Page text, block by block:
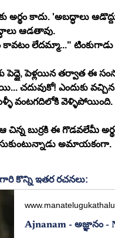
అర్థం కాదు. 'అబద్ధాలు
ఆడతావు.
కావటం లేదమ్మా..."
పెద్దై, పెళ్లయిన తర్వాత ఈ
చదువుకో! ఎందుకు
వంటగదిలోకి వెళ్ళిపోయింది.
చిన్న బుర్రకి ఈ గొడవలేమీ
అమాయకంగా.
గారి కొన్ని ఇతర రచనలు: